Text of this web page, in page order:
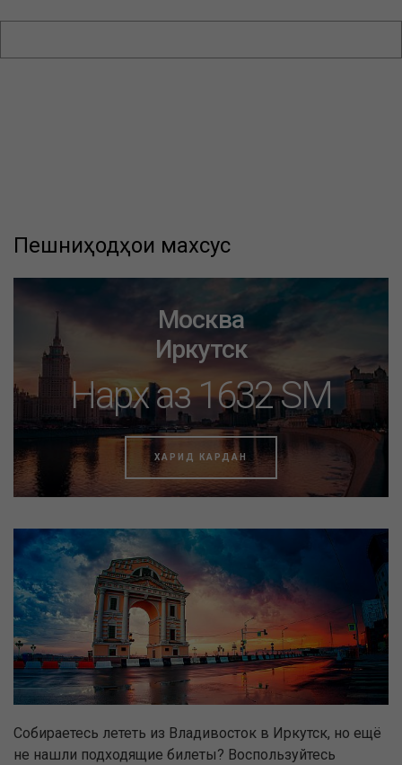
Пешниҳодҳои махсус
Москва
Иркутск
Нарх аз 1632 SM
ХАРИД КАРДАН
Собираетесь лететь из Владивосток в Иркутск, но ещё
не нашли подходящие билеты? Воспользуйтесь